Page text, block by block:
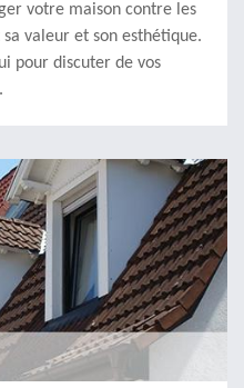
votre maison contre les
valeur et son esthétique.
pour discuter de vos